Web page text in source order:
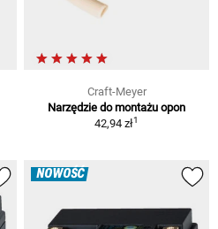
Craft-Meyer
Narzędzie do montażu opon
42,94 zł1
NOWOŚĆ